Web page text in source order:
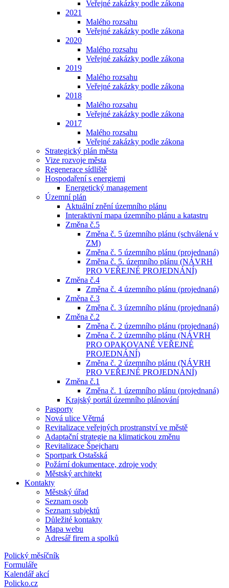
Veřejné zakázky podle zákona
2021
Malého rozsahu
Veřejné zakázky podle zákona
2020
Malého rozsahu
Veřejné zakázky podle zákona
2019
Malého rozsahu
Veřejné zakázky podle zákona
2018
Malého rozsahu
Veřejné zakázky podle zákona
2017
Malého rozsahu
Veřejné zakázky podle zákona
Strategický plán města
Vize rozvoje města
Regenerace sídliště
Hospodaření s energiemi
Energetický management
Územní plán
Aktuální znění územního plánu
Interaktivní mapa územního plánu a katastru
Změna č.5
Změna č. 5 územního plánu (schválená v
ZM)
Změna č. 5 územního plánu (projednaná)
Změna č. 5. územního plánu (NÁVRH
PRO VEŘEJNÉ PROJEDNÁNÍ)
Změna č.4
Změna č. 4 územního plánu (projednaná)
Změna č.3
Změna č. 3 územního plánu (projednaná)
Změna č.2
Změna č. 2 územního plánu (projednaná)
Změna č. 2 územního plánu (NÁVRH
PRO OPAKOVANÉ VEŘEJNÉ
PROJEDNÁNÍ)
Změna č. 2 územního plánu (NÁVRH
PRO VEŘEJNÉ PROJEDNÁNÍ)
Změna č.1
Změna č. 1 územního plánu (projednaná)
Krajský portál územního plánování
Pasporty
Nová ulice Větrná
Revitalizace veřejných prostranství ve městě
Adaptační strategie na klimatickou změnu
Revitalizace Špejcharu
Sportpark Ostašská
Požární dokumentace, zdroje vody
Městský architekt
Kontakty
Městský úřad
Seznam osob
Seznam subjektů
Důležité kontakty
Mapa webu
Adresář firem a spolků
Polický měsíčník
Formuláře
Kalendář akcí
Policko.cz